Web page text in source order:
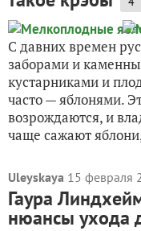
С давних времен
заборами и
кустарниками и
часто — яблонями.
возрождаются, и
чаще сажают
Uleyskaya 15 февраля
Гаура
нюансы ухода